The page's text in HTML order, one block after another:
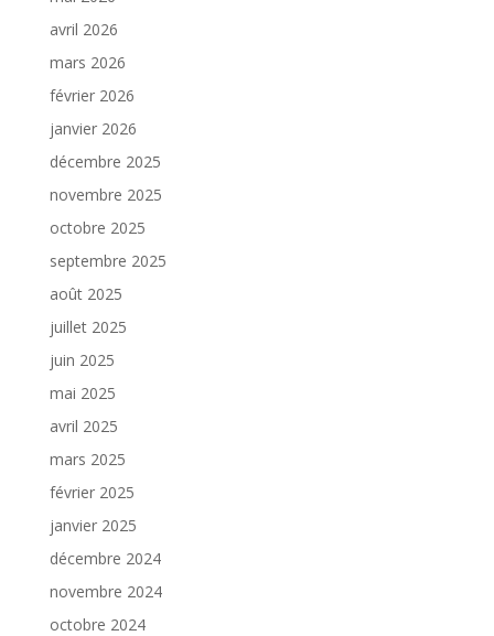
avril 2026
mars 2026
février 2026
janvier 2026
décembre 2025
novembre 2025
octobre 2025
septembre 2025
août 2025
juillet 2025
juin 2025
mai 2025
avril 2025
mars 2025
février 2025
janvier 2025
décembre 2024
novembre 2024
octobre 2024